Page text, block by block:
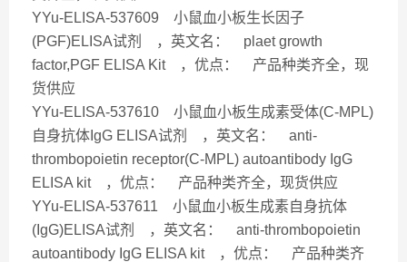
YYu-ELISA-537609 小鼠血小板生长因子
(PGF)ELISA试剂 ，英文名： plaet growth
factor,PGF ELISA Kit ，优点： 产品种类齐全，现
货供应
YYu-ELISA-537610 小鼠血小板生成素受体(C-MPL)
自身抗体IgG ELISA试剂 ，英文名： anti-
thrombopoietin receptor(C-MPL) autoantibody IgG
ELISA kit ，优点： 产品种类齐全，现货供应
YYu-ELISA-537611 小鼠血小板生成素自身抗体
(IgG)ELISA试剂 ，英文名： anti-thrombopoietin
autoantibody IgG ELISA kit ，优点： 产品种类齐